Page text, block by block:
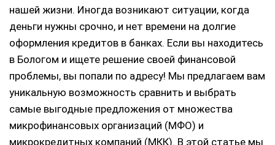
нашей жизни. Иногда возникают ситуации, когда
деньги нужны срочно, и нет времени на долгие
оформления кредитов в банках. Если вы находитесь
в Бологом и ищете решение своей финансовой
проблемы, вы попали по адресу! Мы предлагаем вам
уникальную возможность сравнить и выбрать
самые выгодные предложения от множества
микрофинансовых организаций (МФО) и
микрокредитных компаний (МКК). В этой статье мы